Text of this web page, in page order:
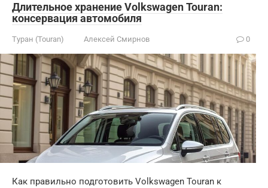
Длительное хранение Volkswagen Touran:
консервация автомобиля
Туран (Touran) Алексей Смирнов 0
Как правильно подготовить Volkswagen Touran к